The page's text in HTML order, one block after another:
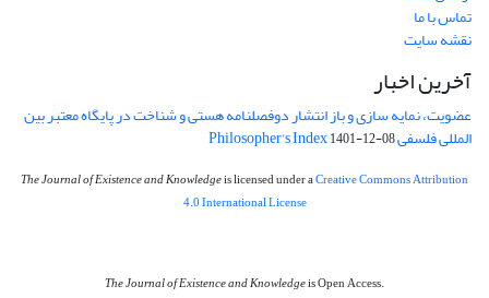
تماس با ما
نقشه سایت
آخرین اخبار
عضویت، نمایه سازی و باز انتشار دوفصلنامه هستی و شناخت در پایگاه معتبر بین
المللی فلسفی Philosopher's Index1401-12-08
The Journal of Existence and Knowledgeis licensed under aCreative Commons Attribution
4.0 International License
The Journal of Existence and Knowledgeis Open Access.